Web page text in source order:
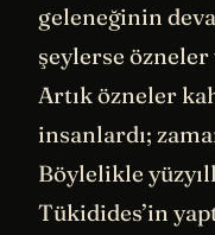
geleneğinin
şeylerse
Artık özneler
insanlardı;
Böylelikle
Tükidides’in